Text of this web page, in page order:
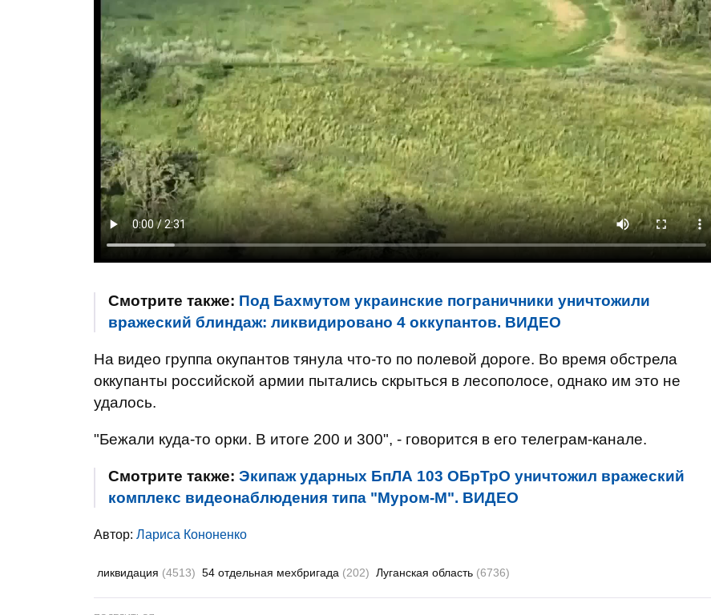
Смотрите также: Под Бахмутом украинские пограничники уничтожили
вражеский блиндаж: ликвидировано 4 оккупантов. ВИДЕО
На видео группа окупантов тянула что-то по полевой дороге. Во время обстрела
оккупанты российской армии пытались скрыться в лесополосе, однако им это не
удалось.
"Бежали куда-то орки. В итоге 200 и 300", - говорится в его телеграм-канале.
Смотрите также: Экипаж ударных БпЛА 103 ОБрТрО уничтожил вражеский
комплекс видеонаблюдения типа "Муром-М". ВИДЕО
Автор: Лариса Кононенко
ликвидация (4513) 54 отдельная мехбригада (202) Луганская область (6736)